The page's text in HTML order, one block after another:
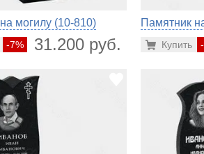
могилу (10-810)
-7% 31.200 руб.
Памятник
Купить